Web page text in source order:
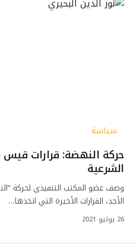
سياسة
حركة النهضة: قرارات
الشرعية
وصف عضو المكتب التنفيذي لحركة
الأحد، القرارات الأخيرة التي اتخذها…
26 يوليو 2021